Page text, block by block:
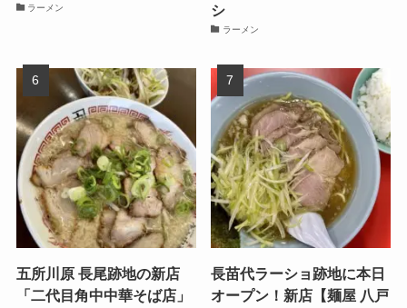
ラーメン
シ
ラーメン
五所川原 長尾跡地の新店
「二代目角中中華そば店」
長苗代ラーショ跡地に本日
オープン！新店【麺屋 八戸